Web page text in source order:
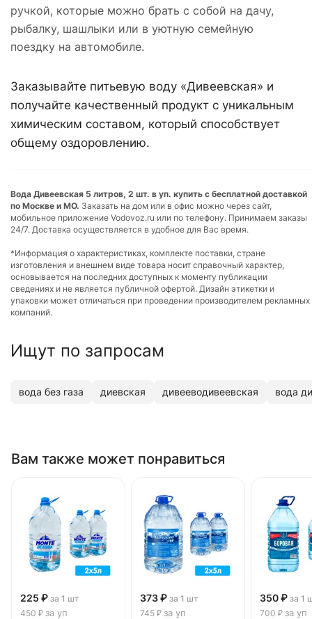
ручкой, которые можно брать с собой на дачу,
рыбалку, шашлыки или в уютную семейную
поездку на автомобиле.
Заказывайте питьевую воду «Дивеевская» и
получайте качественный продукт с уникальным
химическим составом, который способствует
общему оздоровлению.
Вода Дивеевская 5 литров, 2 шт. в уп. купить с бесплатной доставкой
по Москве и МО. Заказать на дом или в офис можно через сайт,
мобильное приложение Vodovoz.ru или по телефону. Принимаем заказы
24/7. Доставка осуществляется в удобное для Вас время.
*Информация о характеристиках, комплекте поставки, стране
изготовления и внешнем виде товара носит справочный характер,
основывается на последних доступных к моменту публикации
сведениях и не является публичной офертой. Дизайн этикетки и
упаковки может отличаться при проведении производителем рекламных
компаний.
Ищут по запросам
вода без газа диевская дивееводивеевская вода
Вам также может понравиться
225 ₽ за 1 шт
450 ₽ за уп
373 ₽ за 1 шт
745 ₽ за уп
350 ₽ за 1
700 ₽ за уп